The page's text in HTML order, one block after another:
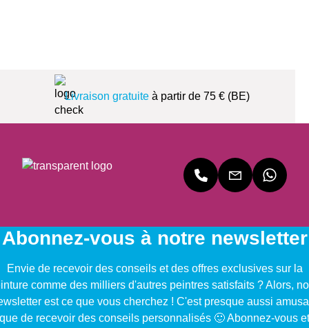
Livraison gratuiteà partir de 75 € (BE)
Abonnez-vous à notre newsletter
Envie de recevoir des conseils et des offres exclusives sur la
comme des milliers d'autres peintres satisfaits ? Alors,
est ce que vous cherchez ! C'est presque aussi
que de recevoir des conseils personnalisés 🙂 Abonnez-vous et